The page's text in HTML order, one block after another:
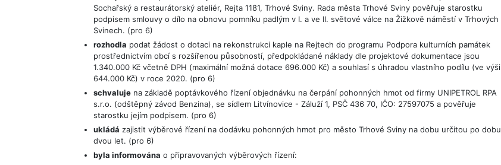
Sochařský a restaurátorský ateliér, Rejta 1181, Trhové Sviny. Rada města Trhové Sviny pověřuje starostku
podpisem smlouvy o dílo na obnovu pomníku padlým v I. a ve II. světové válce na Žižkově náměstí v Trhových
Svinech. (pro 6)
rozhodla podat žádost o dotaci na rekonstrukci kaple na Rejtech do programu Podpora kulturních památek
prostřednictvím obcí s rozšířenou působností, předpokládané náklady dle projektové dokumentace jsou
1.340.000 Kč včetně DPH (maximální možná dotace 696.000 Kč) a souhlasí s úhradou vlastního podílu (ve výši
644.000 Kč) v roce 2020. (pro 6)
schvaluje na základě poptávkového řízení objednávku na čerpání pohonných hmot od firmy UNIPETROL RPA
s.r.o. (odštěpný závod Benzina), se sídlem Litvínovice - Záluží 1, PSČ 436 70, IČO: 27597075 a pověřuje
starostku jejím podpisem. (pro 6)
ukládá zajistit výběrové řízení na dodávku pohonných hmot pro město Trhové Sviny na dobu určitou po dobu
dvou let. (pro 6)
byla informována o připravovaných výběrových řízení: